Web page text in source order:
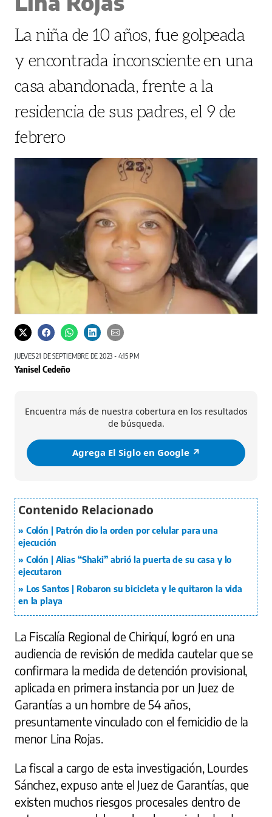
La niña de 10 años, fue golpeada
y encontrada inconsciente en una
casa abandonada, frente a la
residencia de sus padres, el 9 de
febrero
JUEVES 21 DE SEPTIEMBRE DE 2023 - 4:15 PM
Yanisel Cedeño
Encuentra más de nuestra cobertura en los resultados
de búsqueda.
Agrega El Siglo en Google ↗️
Colón | Patrón dio la orden por celular para una
ejecución
Colón | Alias “Shaki” abrió la puerta de su casa y lo
ejecutaron
Los Santos | Robaron su bicicleta y le quitaron la vida
en la playa
La Fiscalía Regional de Chiriquí, logró en una
audiencia de revisión de medida cautelar que se
confirmara la medida de detención provisional,
aplicada en primera instancia por un Juez de
Garantías a un hombre de 54 años,
presuntamente vinculado con el femicidio de la
menor Lina Rojas.
La fiscal a cargo de esta investigación, Lourdes
Sánchez, expuso ante el Juez de Garantías, que
existen muchos riesgos procesales dentro de